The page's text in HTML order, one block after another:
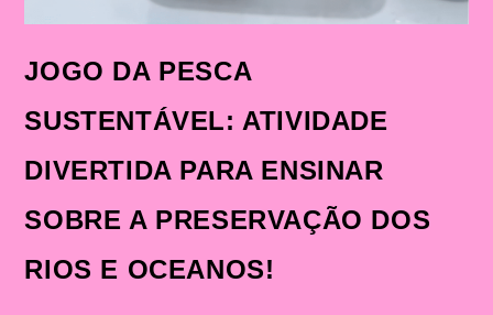
JOGO DA PESCA
SUSTENTÁVEL: ATIVIDADE
DIVERTIDA PARA ENSINAR
SOBRE A PRESERVAÇÃO DOS
RIOS E OCEANOS!